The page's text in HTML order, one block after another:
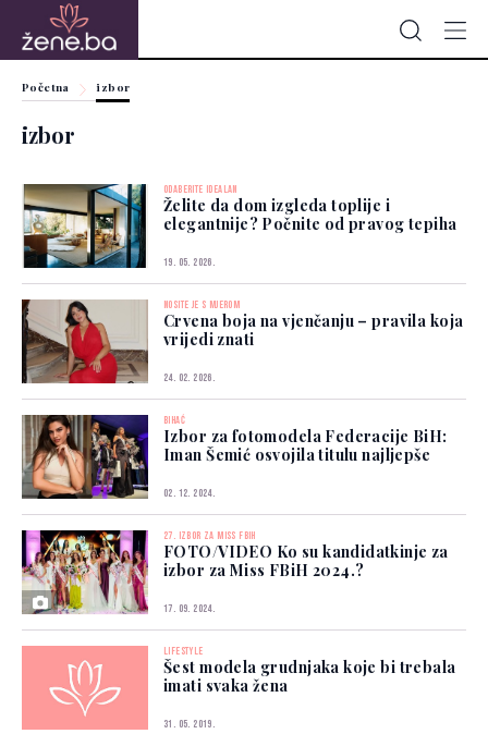
Početna izbor
izbor
ODABERITE IDEALAN
Želite da dom izgleda toplije i
elegantnije? Počnite od pravog tepiha
19. 05. 2026.
NOSITE JE S MJEROM
Crvena boja na vjenčanju – pravila koja
vrijedi znati
24. 02. 2026.
BIHAĆ
Izbor za fotomodela Federacije BiH:
Iman Šemić osvojila titulu najljepše
02. 12. 2024.
27. IZBOR ZA MISS FBIH
FOTO/VIDEO Ko su kandidatkinje za
izbor za Miss FBiH 2024.?
17. 09. 2024.
LIFESTYLE
Šest modela grudnjaka koje bi trebala
imati svaka žena
31. 05. 2019.